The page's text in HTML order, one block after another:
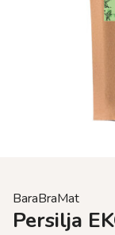
BaraBraMat
Persilja